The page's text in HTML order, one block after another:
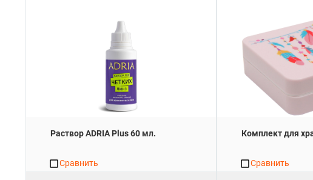
Раствор ADRIA Plus 60 мл.
Сравнить
Комплект для
Сравнить